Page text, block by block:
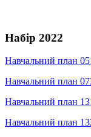
Набір 2022
Навчальний план
Навчальний план
Навчальний план
Навчальний план